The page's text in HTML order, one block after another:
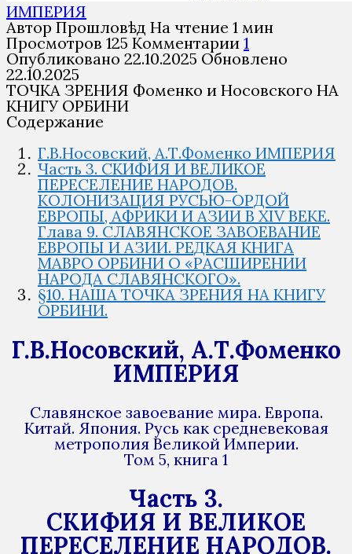
ИМПЕРИЯ
Автор Прошловѣд На чтение 1 мин
Просмотров 125 Комментарии 1
Опубликовано 22.10.2025 Обновлено
22.10.2025
ТОЧКА ЗРЕНИЯ Фоменко и Носовского НА
КНИГУ ОРБИНИ
Содержание
Г.В.Носовский, А.Т.Фоменко ИМПЕРИЯ
Часть 3. СКИФИЯ И ВЕЛИКОЕ
ПЕРЕСЕЛЕНИЕ НАРОДОВ.
КОЛОНИЗАЦИЯ РУСЬЮ-ОРДОЙ
ЕВРОПЫ, АФРИКИ И АЗИИ В XIV ВЕКЕ.
Глава 9. СЛАВЯНСКОЕ ЗАВОЕВАНИЕ
ЕВРОПЫ И АЗИИ. РЕДКАЯ КНИГА
МАВРО ОРБИНИ О «РАСШИРЕНИИ
НАРОДА СЛАВЯНСКОГО».
§10. НАША ТОЧКА ЗРЕНИЯ НА КНИГУ
ОРБИНИ.
Г.В.Носовский, А.Т.Фоменко
ИМПЕРИЯ
Славянское завоевание мира. Европа.
Китай. Япония. Русь как средневековая
метрополия Великой Империи.
Том 5, книга 1
Часть 3.
СКИФИЯ И ВЕЛИКОЕ
ПЕРЕСЕЛЕНИЕ НАРОДОВ.